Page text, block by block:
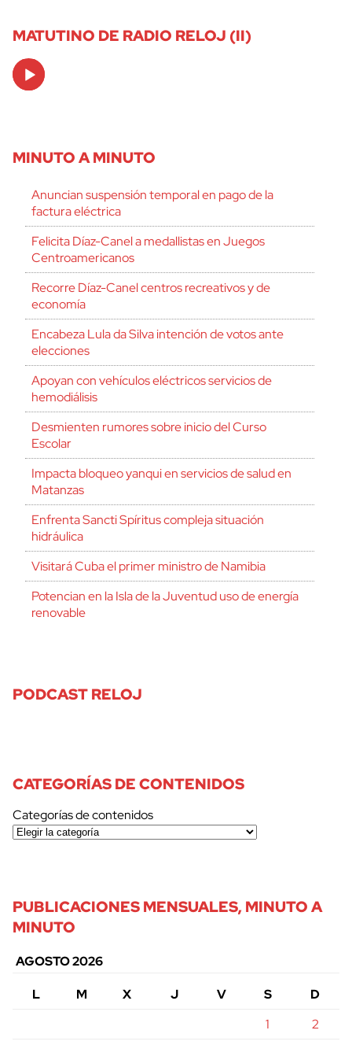
MATUTINO DE RADIO RELOJ (II)
Audio
Player
MINUTO A MINUTO
Anuncian suspensión temporal en pago de la
factura eléctrica
Felicita Díaz-Canel a medallistas en Juegos
Centroamericanos
Recorre Díaz-Canel centros recreativos y de
economía
Encabeza Lula da Silva intención de votos ante
elecciones
Apoyan con vehículos eléctricos servicios de
hemodiálisis
Desmienten rumores sobre inicio del Curso
Escolar
Impacta bloqueo yanqui en servicios de salud en
Matanzas
Enfrenta Sancti Spíritus compleja situación
hidráulica
Visitará Cuba el primer ministro de Namibia
Potencian en la Isla de la Juventud uso de energía
renovable
PODCAST RELOJ
CATEGORÍAS DE CONTENIDOS
Categorías de contenidos
PUBLICACIONES MENSUALES, MINUTO A
MINUTO
AGOSTO 2026
L
M X J V S
D
1
2